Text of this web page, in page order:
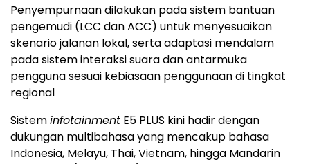
Penyempurnaan dilakukan pada sistem bantuan
pengemudi (LCC dan ACC) untuk menyesuaikan
skenario jalanan lokal, serta adaptasi mendalam
pada sistem interaksi suara dan antarmuka
pengguna sesuai kebiasaan penggunaan di tingkat
regional
Sisteminfotainment E5 PLUS kini hadir dengan
dukungan multibahasa yang mencakup bahasa
Indonesia, Melayu, Thai, Vietnam, hingga Mandarin